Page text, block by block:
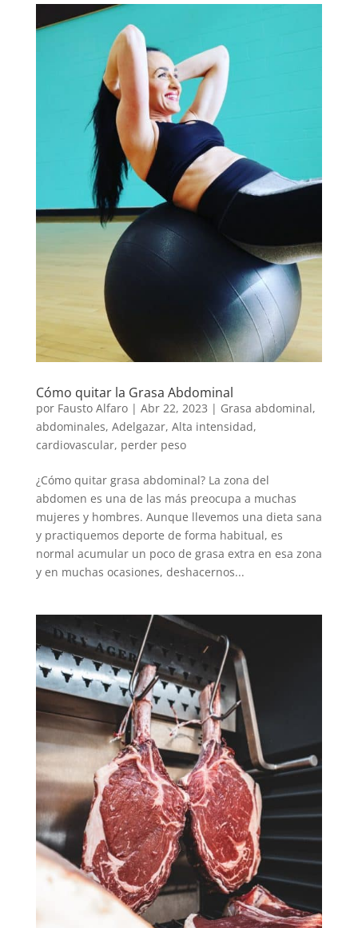
Cómo quitar la Grasa Abdominal
por Fausto Alfaro| Abr 22, 2023 | Grasa abdominal,
abdominales, Adelgazar, Alta intensidad,
cardiovascular, perder peso
¿Cómo quitar grasa abdominal? La zona del
abdomen es una de las más preocupa a muchas
mujeres y hombres. Aunque llevemos una dieta sana
y practiquemos deporte de forma habitual, es
normal acumular un poco de grasa extra en esa zona
y en muchas ocasiones, deshacernos...